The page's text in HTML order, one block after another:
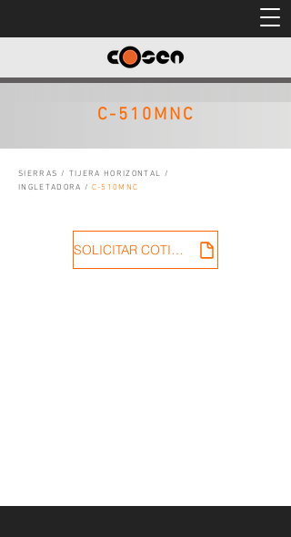
C-510MNC
SIERRAS / TIJERA HORIZONTAL /
INGLETADORA / C-510MNC
SOLICITAR COTIZACIÓN